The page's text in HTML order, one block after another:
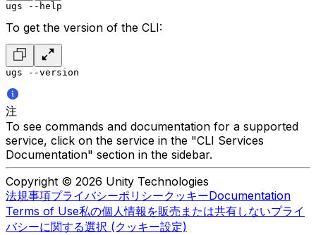
ugs --help
To get the version of the CLI:
ugs --version
注
To see commands and documentation for a supported
service, click on the service in the "CLI Services
Documentation" section in the sidebar.
Copyright © 2026 Unity Technologies
法規事項プライバシーポリシークッキーDocumentation
Terms of Use私の個人情報を販売または共有しないプライ
バシーに関する選択 (クッキー設定)